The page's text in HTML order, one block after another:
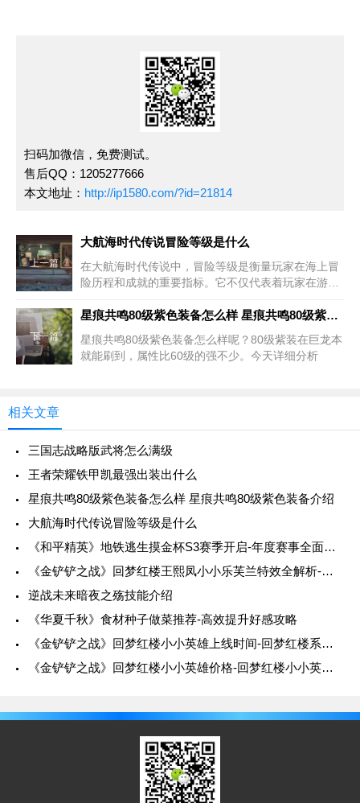
扫码加微信，免费测试。
售后QQ：1205277666
本文地址： http://ip1580.com/?id=21814
上一篇
大航海时代传说冒险等级是什么
在大航海时代传说中，冒险等级是衡量玩家在海上冒
险历程和成就的重要指标。它不仅代表着玩家在游戏
下一篇
星痕共鸣80级紫色装备怎么样 星痕共鸣80级紫色装备介绍
星痕共鸣80级紫色装备怎么样呢？80级紫装在巨龙本
就能刷到，属性比60级的强不少。今天详细分析
相关文章
三国志战略版武将怎么满级
王者荣耀铁甲凯最强出装出什么
星痕共鸣80级紫色装备怎么样 星痕共鸣80级紫色装备介绍
大航海时代传说冒险等级是什么
《和平精英》地铁逃生摸金杯S3赛季开启-年度赛事全面升级
《金铲铲之战》回梦红楼王熙凤小小乐芙兰特效全解析-特效展示与技能详解
逆战未来暗夜之殇技能介绍
《华夏千秋》食材种子做菜推荐-高效提升好感攻略
《金铲铲之战》回梦红楼小小英雄上线时间-回梦红楼系列详细介绍
《金铲铲之战》回梦红楼小小英雄价格-回梦红楼小小英雄多少钱详解